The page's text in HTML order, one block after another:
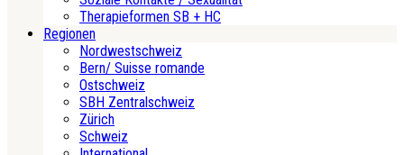
Therapieformen SB + HC
Regionen
Nordwestschweiz
Bern/ Suisse romande
Ostschweiz
SBH Zentralschweiz
Zürich
Schweiz